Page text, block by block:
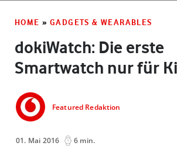
HOME » GADGETS & WEARABLES
dokiWatch: Die erste
Smartwatch nur für
Featured Redaktion
01. Mai 2016 6 min.